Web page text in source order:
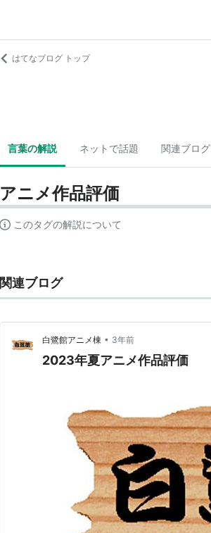
はてなブログ トップ
言葉の解説 ネットで話題 関連ブログ
アニメ作品評価
このタグの解説について
関連ブログ
白鷺館アニメ棟 • 3年前
2023年夏アニメ作品評価